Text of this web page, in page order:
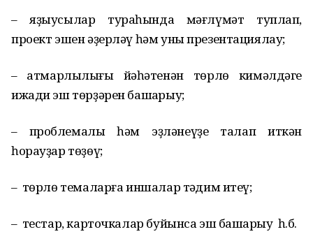
– яҙыусылар тураһында мәғлүмәт туплап,
проект эшен әҙерләү һәм уны презентациялау;
– ҡатмарлылығы йәһәтенән төрлө кимәлдәге
ижади эш төрҙәрен башҡарыу;
– проблемалы һәм эҙләнеүҙе талап иткән
һорауҙар төҙөү;
– төрлө темаларға иншалар тәҡдим итеү;
– тестар, карточкалар буйынса эш башҡарыу һ.б.